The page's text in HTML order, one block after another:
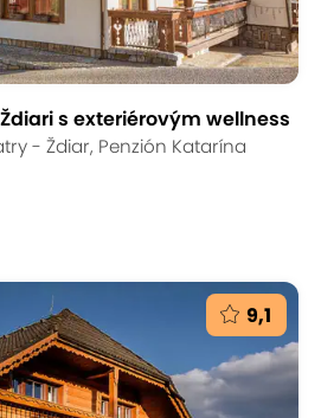
s exteriérovým wellness
- Ždiar, Penzión Katarína
9,1